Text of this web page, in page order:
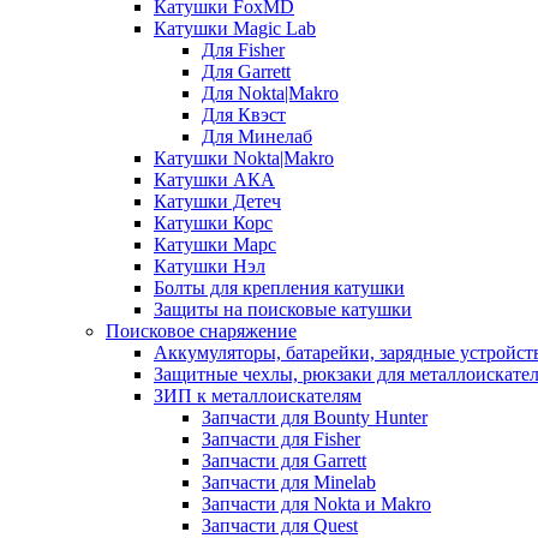
Катушки FoxMD
Катушки Magic Lab
Для Fisher
Для Garrett
Для Nokta|Makro
Для Квэст
Для Минелаб
Катушки Nokta|Makro
Катушки АКА
Катушки Детеч
Катушки Корс
Катушки Марс
Катушки Нэл
Болты для крепления катушки
Защиты на поисковые катушки
Поисковое снаряжение
Аккумуляторы, батарейки, зарядные
Защитные чехлы, рюкзаки для
ЗИП к металлоискателям
Запчасти для Bounty Hunter
Запчасти для Fisher
Запчасти для Garrett
Запчасти для Minelab
Запчасти для Nokta и Makro
Запчасти для Quest